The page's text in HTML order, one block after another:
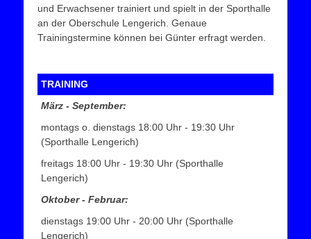
und Erwachsener trainiert und spielt in der Sporthalle
an der Oberschule Lengerich. Genaue
Trainingstermine können bei Günter erfragt werden.
TRAINING
März - September:
montags o. dienstags 18:00 Uhr - 19:30 Uhr
(Sporthalle Lengerich)
freitags 18:00 Uhr - 19:30 Uhr (Sporthalle
Lengerich)
Oktober - Februar:
dienstags 19:00 Uhr - 20:00 Uhr (Sporthalle
Lengerich)